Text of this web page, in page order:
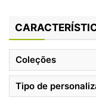
Coleções
Tipo de